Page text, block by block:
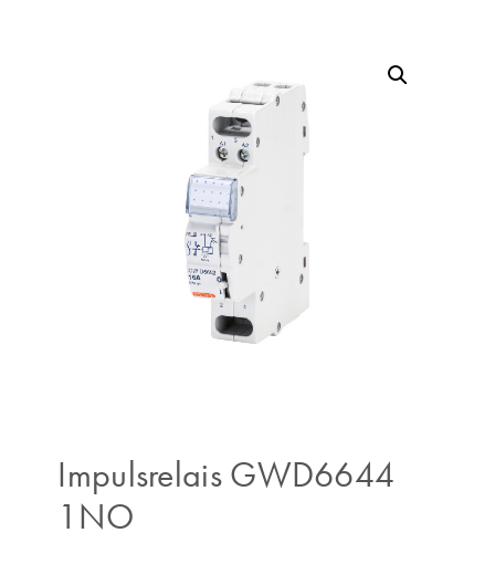
Impulsrelais GWD6644
1NO